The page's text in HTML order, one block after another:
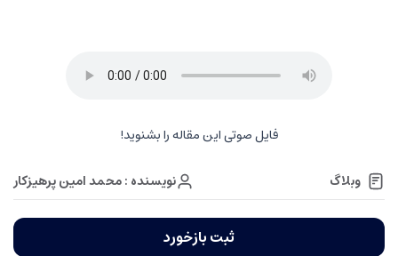
فایل صوتی این مقاله را بشنوید!
وبلاگ نویسنده : محمد امین پرهیزکار
ثبت بازخورد